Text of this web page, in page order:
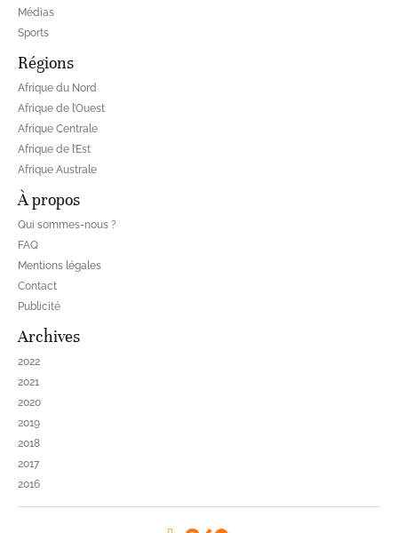
Médias
Sports
Régions
Afrique du Nord
Afrique de l’Ouest
Afrique Centrale
Afrique de l’Est
Afrique Australe
À propos
Qui sommes-nous ?
FAQ
Mentions légales
Contact
Publicité
Archives
2022
2021
2020
2019
2018
2017
2016